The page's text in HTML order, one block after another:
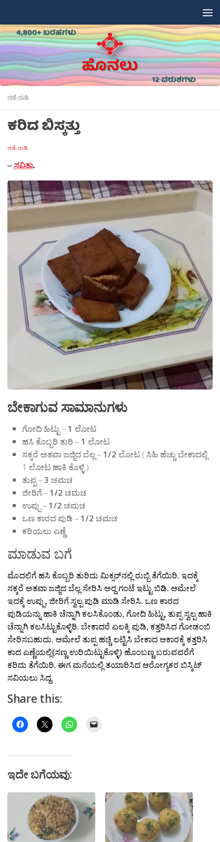
ನಡೆ-ನುಡಿ
ಕರಿದ ಬಿಸ್ಕತ್ತು
ನಡೆ-ನುಡಿ
–ಸವಿತಾ.
ಬೇಕಾಗುವ ಸಾಮಾನುಗಳು
ಗೋದಿ ಹಿಟ್ಟು – 1 ಲೋಟ
ಹಸಿ ಕೊಬ್ಬರಿ ತುರಿ – 1 ಲೋಟ
ಸಕ್ಕರೆ ಅತವಾ ಜಜ್ಜಿದ ಬೆಲ್ಲ – 1/2 ಲೋಟ ( ಸಿಹಿ ಹೆಚ್ಚು ಬೇಕಾದಲ್ಲಿ
1 ಲೋಟ ಹಾಕಿ ಕೊಳ್ಳಿ )
ತುಪ್ಪ –3 ಚಮಚ
ಜೀರಿಗೆ – 1/2 ಚಮಚ
ಉಪ್ಪು – 1/2 ಚಮಚ
ಒಣ ಕಾರದ ಪುಡಿ – 1/2 ಚಮಚ
ಕರಿಯಲು ಎಣ್ಣೆ
ಮಾಡುವ ಬಗೆ
ಮೊದಲಿಗೆ ಹಸಿ ಕೊಬ್ಬರಿ ತುರಿದು ಮಿಕ್ಸರ್‍‍ನಲ್ಲಿ ರುಬ್ಬಿ ತೆಗೆಯಿರಿ. ಇದಕ್ಕೆ
ಸಕ್ಕರೆ ಅತವಾ ಜಜ್ಜಿದ ಬೆಲ್ಲ ಸೇರಿಸಿ ಅರ‍್ದ ಗಂಟೆ ಇಟ್ಟು ಬಿಡಿ. ಆಮೇಲೆ
ಇದಕ್ಕೆ ಉಪ್ಪು, ಜೀರಿಗೆ ಸ್ವಲ್ಪ ಪುಡಿ ಮಾಡಿ ಸೇರಿಸಿ. ಒಣ ಕಾರದ
ಪುಡಿಯನ್ನು ಹಾಕಿ ಚೆನ್ನಾಗಿ ಕಲಸಿಕೊಂಡು, ಗೋದಿ ಹಿಟ್ಟು, ತುಪ್ಪ ಸ್ವಲ್ಪ ಹಾಕಿ
ಚೆನ್ನಾಗಿ ಕಲಸಿಟ್ಟುಕೊಳ್ಳಿರಿ. ಬೇಕಾದರೆ ಏಲಕ್ಕಿ ಪುಡಿ, ಕತ್ತರಿಸಿದ ಗೋಡಂಬಿ
ಸೇರಿಸಬಹುದು. ಆಮೇಲೆ ತುಪ್ಪ ಹಚ್ಚಿ ಲಟ್ಟಿಸಿ ಬೇಕಾದ ಆಕಾರಕ್ಕೆ ಕತ್ತರಿಸಿ
ಕಾದ ಎಣ್ಣೆಯಲ್ಲಿ(ಸಣ್ಣ ಉರಿಯಿಟ್ಟುಕೊಳ್ಳಿ) ಹೊಂಬಣ್ಣ ಬರುವವರೆಗೆ
ಕರಿದು ತೆಗೆಯಿರಿ. ಈಗ ಮನೆಯಲ್ಲಿ ತಯಾರಿಸಿದ ಆರೋಗ್ಯಕರ ಬಿಸ್ಕಿಟ್
ಸವಿಯಲು ಸಿದ್ದ.
Share this:
ಇದೇ ಬಗೆಯವು: